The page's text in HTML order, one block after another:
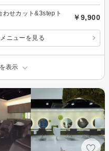
わせカット&3stepト
￥9,900
ニューを見る
表示